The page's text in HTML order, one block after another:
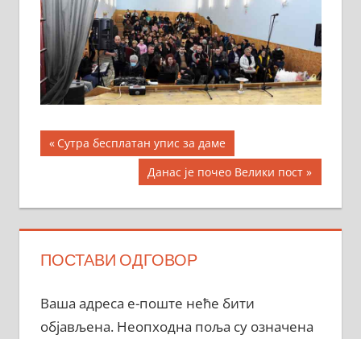
Кретање
Previous
Сутра бесплатан упис за даме
Next
Post:
Данас је почео Велики пост
ПОСТАВИ ОДГОВОР
Ваша адреса е-поште неће бити
објављена. Неопходна поља су означена